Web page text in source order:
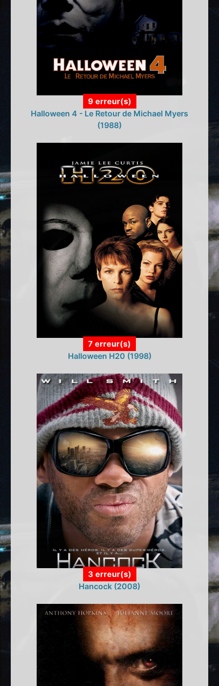
9 erreur(s)
Halloween 4 - Le Retour de Michael Myers
(1988)
7 erreur(s)
Halloween H20 (1998)
3 erreur(s)
Hancock (2008)